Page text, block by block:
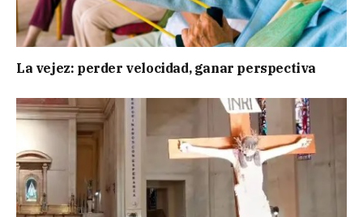
La vejez: perder velocidad, ganar perspectiva